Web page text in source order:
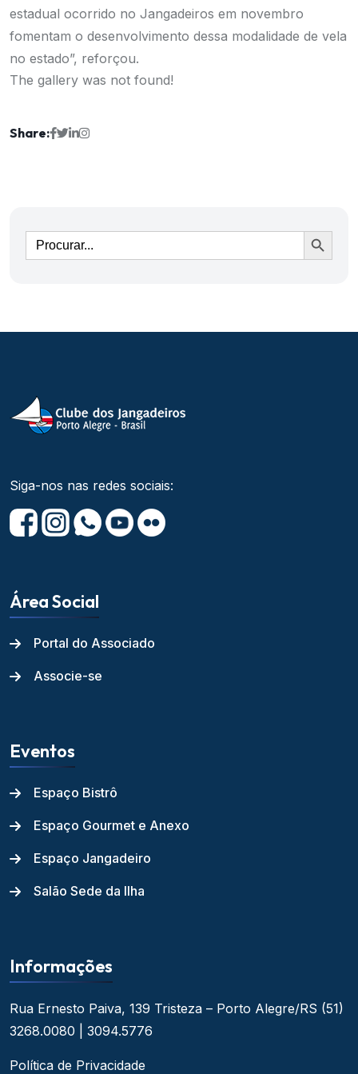
estadual ocorrido no Jangadeiros em novembro
fomentam o desenvolvimento dessa modalidade de vela
no estado”, reforçou.
The gallery was not found!
Share:
Ir
Siga-nos nas redes sociais:
Área Social
Portal do Associado
Associe-se
Eventos
Espaço Bistrô
Espaço Gourmet e Anexo
Espaço Jangadeiro
Salão Sede da Ilha
Informações
Rua Ernesto Paiva, 139 Tristeza – Porto Alegre/RS (51)
3268.0080 | 3094.5776
Política de Privacidade